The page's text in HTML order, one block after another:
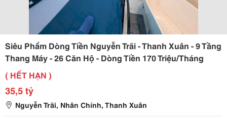
Siêu Phẩm Dòng Tiền Nguyễn Trãi - Thanh Xuân - 9 Tầng
Thang Máy - 26 Căn Hộ - Dòng Tiền 170 Triệu/Tháng
( HẾT HẠN )
35,5 tỷ
Nguyễn Trãi, Nhân Chính, Thanh Xuân